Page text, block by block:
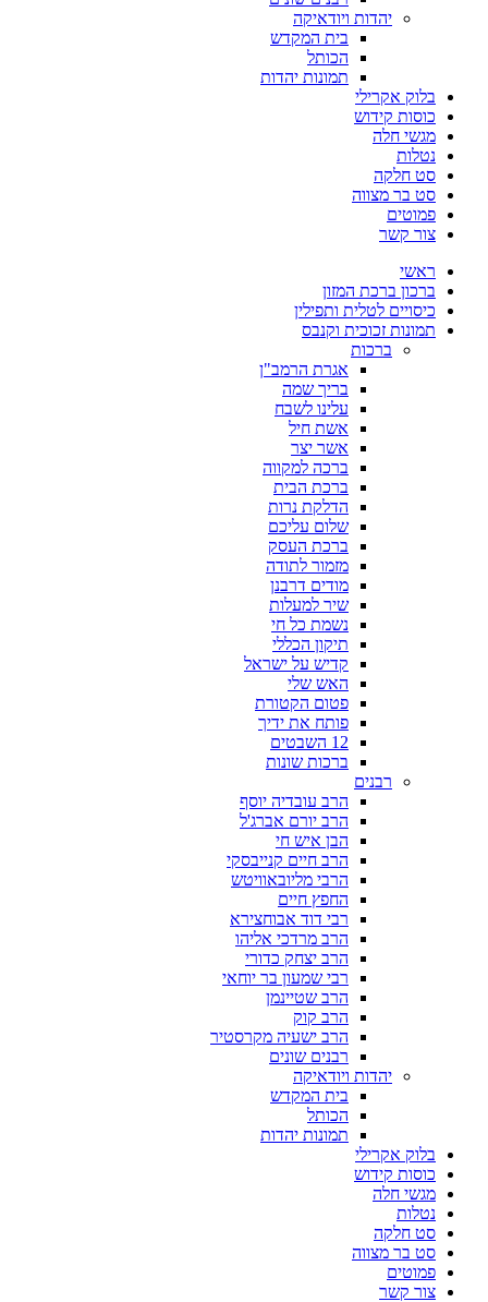
יהדות ויודאיקה
בית המקדש
הכותל
תמונות יהדות
בלוק אקרילי
כוסות קידוש
מגשי חלה
נטלות
סט חלקה
סט בר מצווה
פמוטים
צור קשר
ראשי
ברכון ברכת המזון
כיסויים לטלית ותפילין
תמונות זכוכית וקנבס
ברכות
אגרת הרמב"ן
בריך שמה
עלינו לשבח
אשת חיל
אשר יצר
ברכה למקווה
ברכת הבית
הדלקת נרות
שלום עליכם
ברכת העסק
מזמור לתודה
מודים דרבנן
שיר למעלות
נשמת כל חי
תיקון הכללי
קדיש על ישראל
האש שלי
פטום הקטורת
פותח את ידיך
12 השבטים
ברכות שונות
רבנים
הרב עובדיה יוסף
הרב יורם אברג'ל
הבן איש חי
הרב חיים קנייבסקי
הרבי מליובאוויטש
החפץ חיים
רבי דוד אבוחצירא
הרב מרדכי אליהו
הרב יצחק כדורי
רבי שמעון בר יוחאי
הרב שטיינמן
הרב קוק
הרב ישעיה מקרסטיר
רבנים שונים
יהדות ויודאיקה
בית המקדש
הכותל
תמונות יהדות
בלוק אקרילי
כוסות קידוש
מגשי חלה
נטלות
סט חלקה
סט בר מצווה
פמוטים
צור קשר